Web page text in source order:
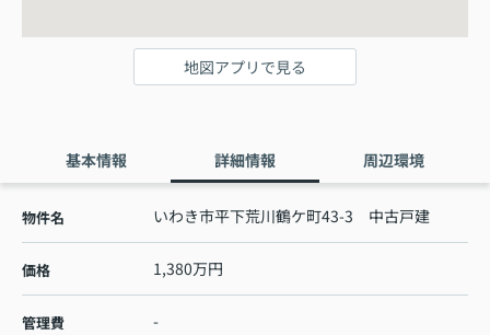
地図アプリで見る
基本情報 詳細情報 周辺環境
物件名 いわき市平下荒川鶴ケ町43-3 中古戸建
価格 1,380万円
管理費 -